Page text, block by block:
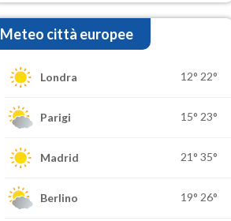
Meteo città europee
Londra 12° 22°
Parigi 15° 23°
Madrid 21° 35°
Berlino 19° 26°